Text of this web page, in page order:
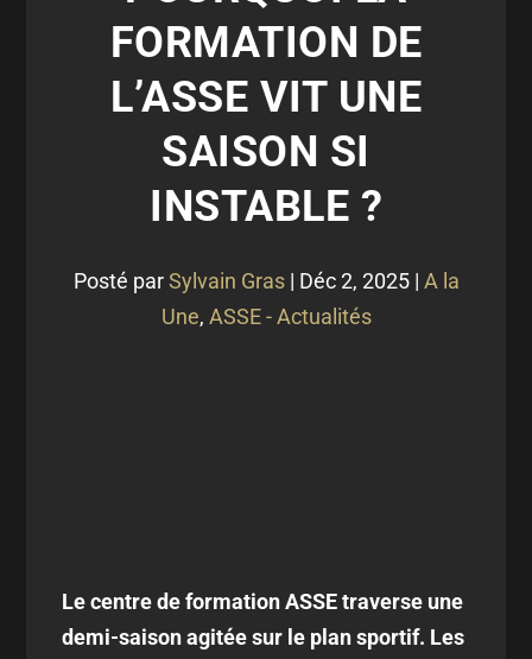
FORMATION DE
L’ASSE VIT UNE
SAISON SI
INSTABLE ?
Posté parSylvain Gras| Déc 2, 2025| A la
Une, ASSE - Actualités
Le centre de formation ASSE traverse une
demi-saison agitée sur le plan sportif. Les